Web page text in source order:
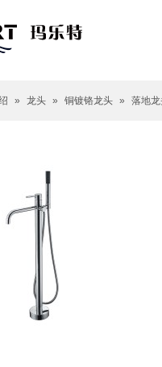
» 龙头 » 铜镀铬龙头 » 落地